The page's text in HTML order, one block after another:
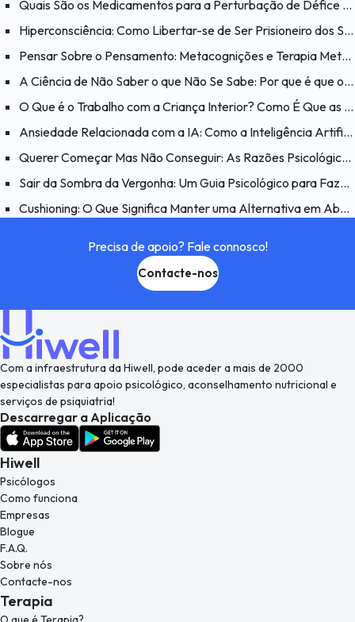
Quais São os Medicamentos para a Perturbação de Défice de Atenção e Hiperatividade (PHDA)?
Hiperconsciência: Como Libertar-se de Ser Prisioneiro dos Seus Próprios Pensamentos?
Pensar Sobre o Pensamento: Metacognições e Terapia Metacognitiva
A Ciência de Não Saber o que Não Se Sabe: Por que é que o Efeito Dunning-Kruger é Enganador?
O Que é o Trabalho com a Criança Interior? Como É Que as Feridas do Passado Afetam o Presente?
Ansiedade Relacionada com a IA: Como a Inteligência Artificial Afeta a Psicologia Humana?
Querer Começar Mas Não Conseguir: As Razões Psicológicas por Detrás do Problema “Quero Fazer Mas Não Consigo”
Sair da Sombra da Vergonha: Um Guia Psicológico para Fazer as Pazes consigo Mesmo
Cushioning: O Que Significa Manter uma Alternativa em Aberto num Relacionamento e Porquê?
Precisa de apoio? Fale connosco!
Contacte-nos
Com a infraestrutura da Hiwell, pode aceder a mais de 2000
especialistas para apoio psicológico, aconselhamento nutricional e
serviços de psiquiatria!
Descarregar a Aplicação
Hiwell
Psicólogos
Como funciona
Empresas
Blogue
F.A.Q.
Sobre nós
Contacte-nos
Terapia